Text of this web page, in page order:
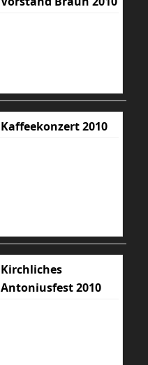
Kaffeekonzert 2010
Kirchliches
Antoniusfest 2010